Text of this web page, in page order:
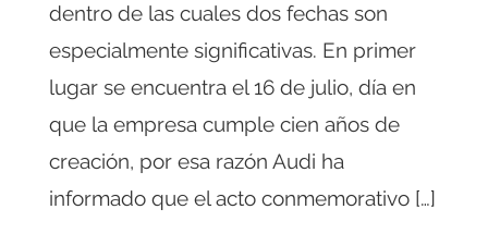
dentro de las cuales dos fechas son
especialmente significativas. En primer
lugar se encuentra el 16 de julio, día en
que la empresa cumple cien años de
creación, por esa razón Audi ha
informado que el acto conmemorativo […]